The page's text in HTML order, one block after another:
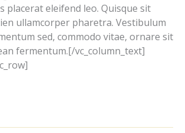
placerat eleifend leo. Quisque sit
ullamcorper pharetra. Vestibulum
sed, commodo vitae, ornare sit
fermentum.[/vc_column_text]